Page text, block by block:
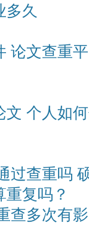
多久
论文查重
个人如
过查重吗
复吗？
查多次有